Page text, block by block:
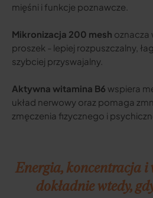
mięśni i funkcje poznawcze.
Mikronizacja 200 mesh
proszek - lepiej rozpuszczalny,
szybciej przyswajalny.
Aktywna witamina B6 wspiera
układ nerwowy oraz pomaga
zmęczenia fizycznego i
Energia, koncentracja i
dokładnie wtedy,